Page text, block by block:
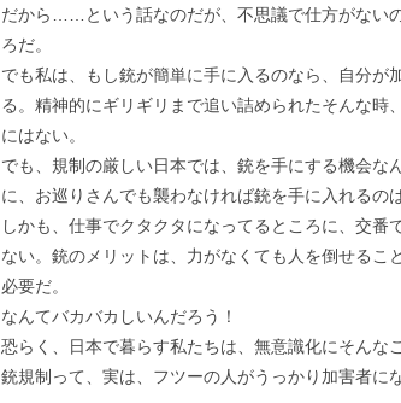
だから……という話なのだが、不思議で仕方がない
ろだ。
でも私は、もし銃が簡単に手に入るのなら、自分
る。精神的にギリギリまで追い詰められたそんな
にはない。
でも、規制の厳しい日本では、銃を手にする機会な
に、お巡りさんでも襲わなければ銃を手に入れるの
しかも、仕事でクタクタになってるところに、交
ない。銃のメリットは、力がなくても人を倒せるこ
必要だ。
なんてバカバカしいんだろう！
恐らく、日本で暮らす私たちは、無意識化にそんな
銃規制って、実は、フツーの人がうっかり加害者に